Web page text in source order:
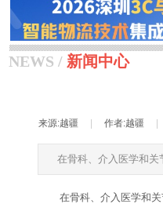
NEWS / 新闻中心
来源:越疆 作者:越疆
在骨科、介入医学和
在骨科、介入医学和关节